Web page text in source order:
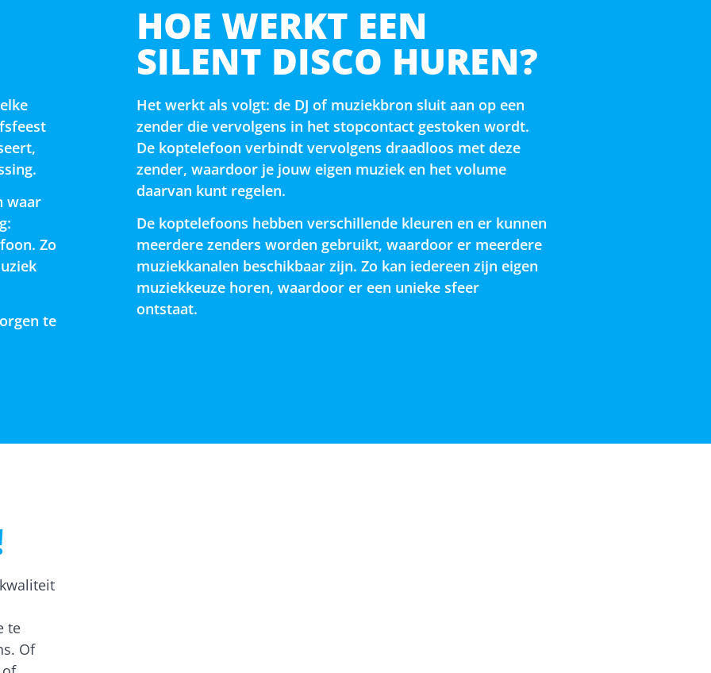
waar
Zo
te
HOE WERKT EEN
SILENT DISCO HUREN?
Het werkt als volgt: de DJ of muziekbron sluit aan op een
zender die vervolgens in het stopcontact gestoken wordt.
De koptelefoon verbindt vervolgens draadloos met deze
zender, waardoor je jouw eigen muziek en het volume
daarvan kunt regelen.
De koptelefoons hebben verschillende kleuren en er kunnen
meerdere zenders worden gebruikt, waardoor er meerdere
muziekkanalen beschikbaar zijn. Zo kan iedereen zijn eigen
muziekkeuze horen, waardoor er een unieke sfeer
ontstaat.
te
Of